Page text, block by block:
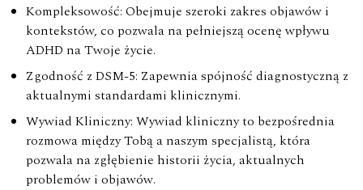
Kompleksowość: Obejmuje szeroki zakres objawów i
kontekstów, co pozwala na pełniejszą ocenę wpływu
ADHD na Twoje życie.
Zgodność z DSM-5: Zapewnia spójność diagnostyczną z
aktualnymi standardami klinicznymi.
Wywiad Kliniczny: Wywiad kliniczny to bezpośrednia
rozmowa między Tobą a naszym specjalistą, która
pozwala na zgłębienie historii życia, aktualnych
problemów i objawów.